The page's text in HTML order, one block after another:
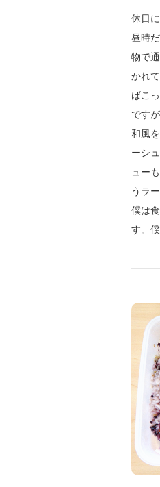
休日
昼時
物で
かれ
ばこ
です
和風
ーシ
ュー
うラ
僕は
す。